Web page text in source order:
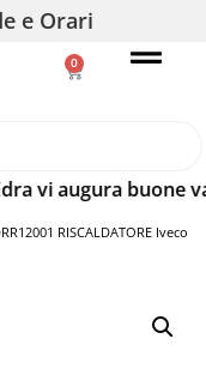
e Orari
0
vi augura buone
RISCALDATORE Iveco